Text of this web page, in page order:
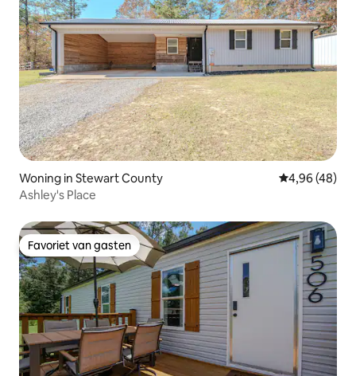
Woning in Stewart County Gemiddelde
4,96 (48)
Ashley's Place
Favoriet van gasten
Favoriet van gasten